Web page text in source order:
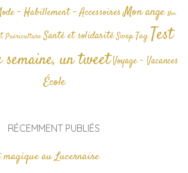
- Habillement - AccessoiresMon ange Non
Puériculture Santé et solidarité Swap TagTest
semaine, un tweetVoyage - Vacances
École
RÉCEMMENT PUBLIÉS
au Lucernaire